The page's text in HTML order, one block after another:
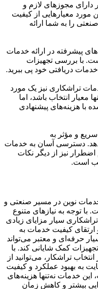
دارای مجوزهای لازم و
مورد معیارهایی از کیفیت
را به شما ارائه
پیشرفته در ارائه خدمات
با بررسی تجهیزات
دریافتی خود پی ببرید.
تراشکاری نیز یک مورد
معیار انتخاب باشد، اما
با هزینه‌های پیشنهادی
و مؤثر به
دسترسی آسان به خدمات
اضطرار نیز از دیگر نکات
است.
نوین در مسیر صنعتی و
توجه به نیازهای متنوع
سیار مزایای زیادی
ارتقای کیفیت خدمات به
حرفه‌ای و معتبر می‌تواند
کمک شایانی کند. با
تراشکار، می‌توانید از
به بهبود عملکرد و کیفیت
خدمات نه‌تنها هزینه‌های
بیشتر و کاهش زمان